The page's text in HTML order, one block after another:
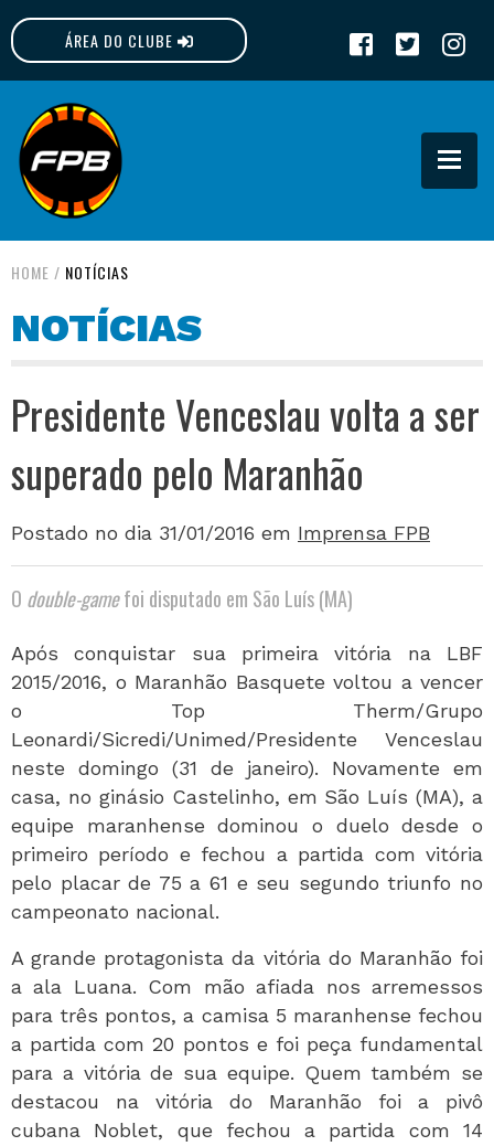
ÁREA DO CLUBE
FPB
HOME / NOTÍCIAS
NOTÍCIAS
Presidente Venceslau volta a ser
superado pelo Maranhão
Postado no dia 31/01/2016 em Imprensa FPB
O double-gamefoi disputado em São Luís (MA)
Após conquistar sua primeira vitória na LBF
2015/2016, o Maranhão Basquete voltou a vencer
o Top Therm/Grupo
Leonardi/Sicredi/Unimed/Presidente Venceslau
neste domingo (31 de janeiro). Novamente em
casa, no ginásio Castelinho, em São Luís (MA), a
equipe maranhense dominou o duelo desde o
primeiro período e fechou a partida com vitória
pelo placar de 75 a 61 e seu segundo triunfo no
campeonato nacional.
A grande protagonista da vitória do Maranhão foi
a ala Luana. Com mão afiada nos arremessos
para três pontos, a camisa 5 maranhense fechou
a partida com 20 pontos e foi peça fundamental
para a vitória de sua equipe. Quem também se
destacou na vitória do Maranhão foi a pivô
cubana Noblet, que fechou a partida com 14